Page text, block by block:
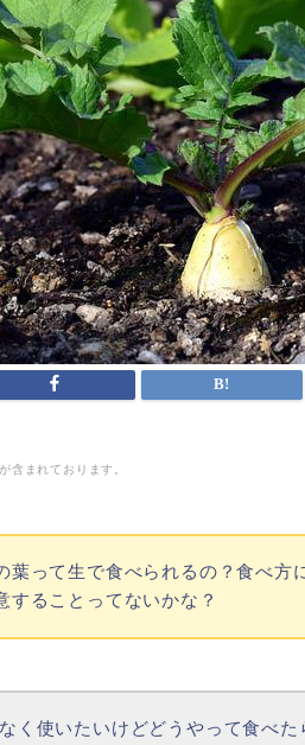
含まれております。
葉って生で食べられるの？食べ方
することってないかな？
く使いたいけどどうやって食べた